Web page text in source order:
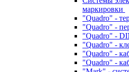
маркировки
"Quadro" -
"Quadro" -
"Quadro" -
"Quadro" -
"Quadro" -
"Quadro" -